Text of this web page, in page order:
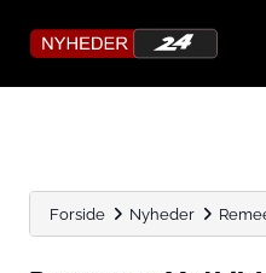
Forside Nyheder